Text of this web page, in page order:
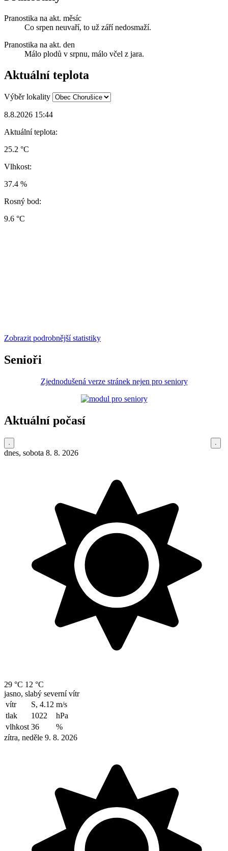
Pranostika na akt. měsíc
Co srpen neuvaří, to už září nedosmaží.
Pranostika na akt. den
Málo plodů v srpnu, málo včel z jara.
Aktuální teplota
Výběr lokality
8.8.2026 15:44
Aktuální teplota:
25.2 °C
Vlhkost:
37.4 %
Rosný bod:
9.6 °C
Zobrazit podrobnější statistiky
Senioři
Zjednodušená verze stránek nejen pro seniory
Aktuální počasí
dnes, sobota 8. 8. 2026
29 °C 12 °C
jasno, slabý severní vítr
vítr
S, 4.12 m/s
tlak
1022
hPa
vlhkost 36
%
zítra, neděle 9. 8. 2026